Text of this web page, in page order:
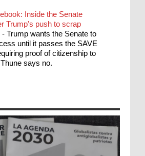
Inside the Senate
Trump's push to scrap
- Trump wants the Senate to
until it passes the SAVE
proof of citizenship to
says no.